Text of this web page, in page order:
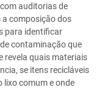
auditorias de
composição dos
para identificar
contaminação que
revela quais materiais
se itens recicláveis
lixo comum e onde